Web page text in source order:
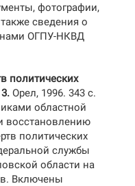
фотографии,
сведения о
ОГПУ-НКВД
политических
Орел, 1996. 343 с.
областной
восстановлению
политических
службы
области на
Включены